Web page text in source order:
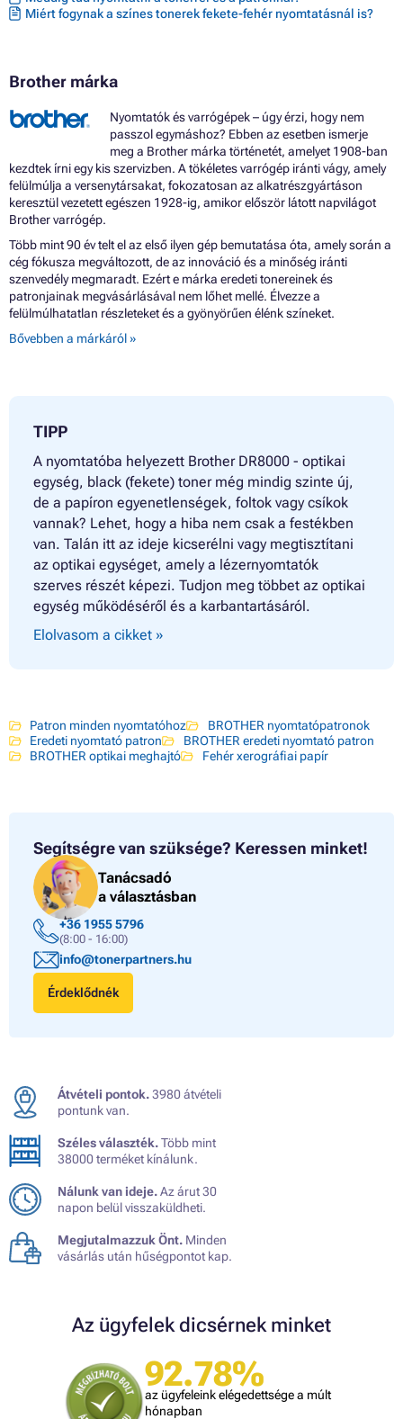
Miért fogynak a színes tonerek fekete-fehér nyomtatásnál is?
Brother márka
Nyomtatók és varrógépek – úgy érzi, hogy nem
passzol egymáshoz? Ebben az esetben ismerje
meg a Brother márka történetét, amelyet 1908-ban
kezdtek írni egy kis szervizben. A tökéletes varrógép iránti vágy, amely
felülmúlja a versenytársakat, fokozatosan az alkatrészgyártáson
keresztül vezetett egészen 1928-ig, amikor először látott napvilágot
Brother varrógép.
Több mint 90 év telt el az első ilyen gép bemutatása óta, amely során a
cég fókusza megváltozott, de az innováció és a minőség iránti
szenvedély megmaradt. Ezért e márka eredeti tonereinek és
patronjainak megvásárlásával nem lőhet mellé. Élvezze a
felülmúlhatatlan részleteket és a gyönyörűen élénk színeket.
Bővebben a márkáról »
TIPP
A nyomtatóba helyezett Brother DR8000 - optikai
egység, black (fekete) toner még mindig szinte új,
de a papíron egyenetlenségek, foltok vagy csíkok
vannak? Lehet, hogy a hiba nem csak a festékben
van. Talán itt az ideje kicserélni vagy megtisztítani
az optikai egységet, amely a lézernyomtatók
szerves részét képezi. Tudjon meg többet az optikai
egység működéséről és a karbantartásáról.
Elolvasom a cikket »
Patron minden nyomtatóhoz
BROTHER nyomtatópatronok
Eredeti nyomtató patron
BROTHER eredeti nyomtató patron
BROTHER optikai meghajtó
Fehér xerográfiai papír
Segítségre van szüksége? Keressen minket!
Tanácsadó
a választásban
+36 1955 5796
(8:00 - 16:00)
info@tonerpartners.hu
Érdeklődnék
Átvételi pontok.3980 átvételi
pontunk van.
Széles választék.Több mint
38000 terméket kínálunk.
Nálunk van ideje.Az árut 30
napon belül visszaküldheti.
Megjutalmazzuk Önt. Minden
vásárlás után hűségpontot kap.
Az ügyfelek dicsérnek minket
92.78%
az ügyfeleink elégedettsége a múlt
hónapban